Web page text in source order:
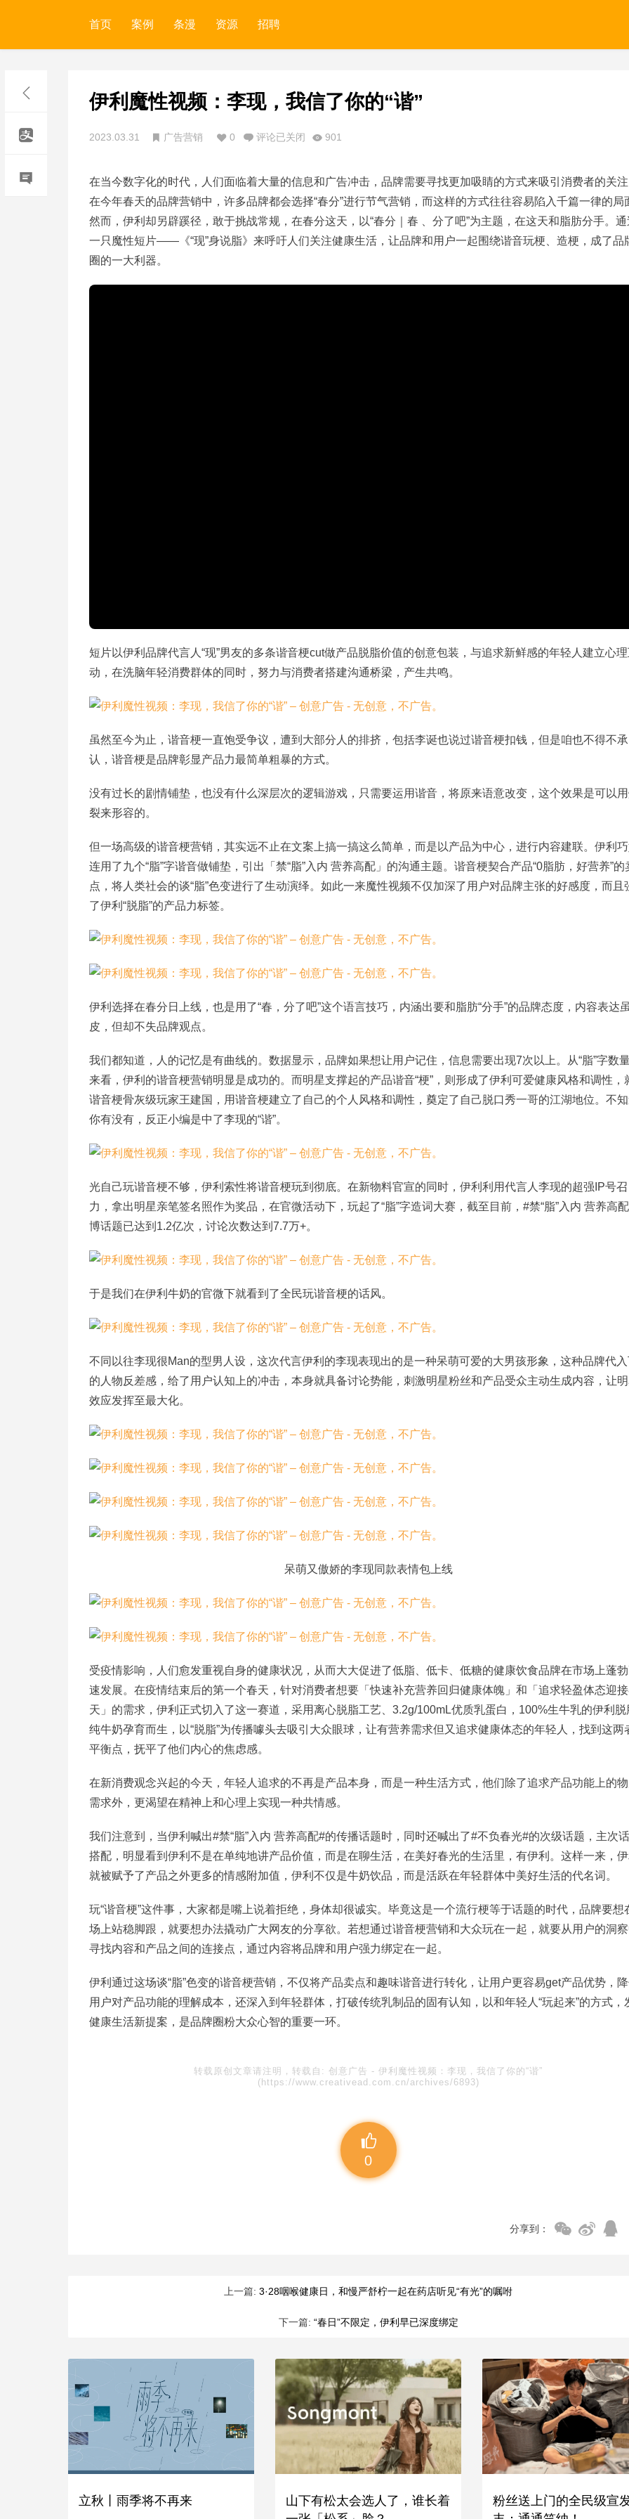
首页 案例 条漫 资源 招聘
伊利魔性视频：李现，我信了你的“谐”
2023.03.31 广告营销 0 评论已关闭 901
在当今数字化的时代，人们面临着大量的信息和广告冲击，品牌需要寻找更加吸睛的方式来吸引消费者的关
在今年春天的品牌营销中，许多品牌都会选择“春分”进行节气营销，而这样的方式往往容易陷入千篇一律的局
然而，伊利却另辟蹊径，敢于挑战常规，在春分这天，以“春分｜春 、分了吧”为主题，在这天和脂肪分手。通
一只魔性短片——《“现”身说脂》来呼吁人们关注健康生活，让品牌和用户一起围绕谐音玩梗、造梗，成了品
圈的一大利器。
短片以伊利品牌代言人“现”男友的多条谐音梗cut做产品脱脂价值的创意包装，与追求新鲜感的年轻人建立心
动，在洗脑年轻消费群体的同时，努力与消费者搭建沟通桥梁，产生共鸣。
虽然至今为止，谐音梗一直饱受争议，遭到大部分人的排挤，包括李诞也说过谐音梗扣钱，但是咱也不得不承
认，谐音梗是品牌彰显产品力最简单粗暴的方式。
没有过长的剧情铺垫，也没有什么深层次的逻辑游戏，只需要运用谐音，将原来语意改变，这个效果是可以
裂来形容的。
但一场高级的谐音梗营销，其实远不止在文案上搞一搞这么简单，而是以产品为中心，进行内容建联。伊利
连用了九个“脂”字谐音做铺垫，引出「禁“脂”入内 营养高配」的沟通主题。谐音梗契合产品“0脂肪，好营养”的
点，将人类社会的谈“脂”色变进行了生动演绎。如此一来魔性视频不仅加深了用户对品牌主张的好感度，而且
了伊利“脱脂”的产品力标签。
伊利选择在春分日上线，也是用了“春，分了吧”这个语言技巧，内涵出要和脂肪“分手”的品牌态度，内容表达
皮，但却不失品牌观点。
我们都知道，人的记忆是有曲线的。数据显示，品牌如果想让用户记住，信息需要出现7次以上。从“脂”字数
来看，伊利的谐音梗营销明显是成功的。而明星支撑起的产品谐音“梗”，则形成了伊利可爱健康风格和调性，
谐音梗骨灰级玩家王建国，用谐音梗建立了自己的个人风格和调性，奠定了自己脱口秀一哥的江湖地位。不
你有没有，反正小编是中了李现的“谐”。
光自己玩谐音梗不够，伊利索性将谐音梗玩到彻底。在新物料官宣的同时，伊利利用代言人李现的超强IP号召
力，拿出明星亲笔签名照作为奖品，在官微活动下，玩起了“脂”字造词大赛，截至目前，#禁“脂”入内 营养高
博话题已达到1.2亿次，讨论次数达到7.7万+。
于是我们在伊利牛奶的官微下就看到了全民玩谐音梗的话风。
不同以往李现很Man的型男人设，这次代言伊利的李现表现出的是一种呆萌可爱的大男孩形象，这种品牌代
的人物反差感，给了用户认知上的冲击，本身就具备讨论势能，刺激明星粉丝和产品受众主动生成内容，让
效应发挥至最大化。
呆萌又傲娇的李现同款表情包上线
受疫情影响，人们愈发重视自身的健康状况，从而大大促进了低脂、低卡、低糖的健康饮食品牌在市场上蓬
速发展。在疫情结束后的第一个春天，针对消费者想要「快速补充营养回归健康体魄」和「追求轻盈体态迎
天」的需求，伊利正式切入了这一赛道，采用离心脱脂工艺、3.2g/100mL优质乳蛋白，100%生牛乳的伊利脱
纯牛奶孕育而生，以“脱脂”为传播噱头去吸引大众眼球，让有营养需求但又追求健康体态的年轻人，找到这两
平衡点，抚平了他们内心的焦虑感。
在新消费观念兴起的今天，年轻人追求的不再是产品本身，而是一种生活方式，他们除了追求产品功能上的
需求外，更渴望在精神上和心理上实现一种共情感。
我们注意到，当伊利喊出#禁“脂”入内 营养高配#的传播话题时，同时还喊出了#不负春光#的次级话题，主次
搭配，明显看到伊利不是在单纯地讲产品价值，而是在聊生活，在美好春光的生活里，有伊利。这样一来，
就被赋予了产品之外更多的情感附加值，伊利不仅是牛奶饮品，而是活跃在年轻群体中美好生活的代名词。
玩“谐音梗”这件事，大家都是嘴上说着拒绝，身体却很诚实。毕竟这是一个流行梗等于话题的时代，品牌要想
场上站稳脚跟，就要想办法撬动广大网友的分享欲。若想通过谐音梗营销和大众玩在一起，就要从用户的洞
寻找内容和产品之间的连接点，通过内容将品牌和用户强力绑定在一起。
伊利通过这场谈“脂”色变的谐音梗营销，不仅将产品卖点和趣味谐音进行转化，让用户更容易get产品优势，
用户对产品功能的理解成本，还深入到年轻群体，打破传统乳制品的固有认知，以和年轻人“玩起来”的方式，
健康生活新提案，是品牌圈粉大众心智的重要一环。
转载原创文章请注明，转载自: 创意广告 - 伊利魔性视频：李现，我信了你的“谐”
(https://www.creativead.com.cn/archives/6893)
0
分享到：
上一篇: 3·28咽喉健康日，和慢严舒柠一起在药店听见“有光”的嘱咐
下一篇: “春日”不限定，伊利早已深度绑定
立秋丨雨季将不再来
山下有松太会选人了，谁长着
粉丝送上门的全民级宣